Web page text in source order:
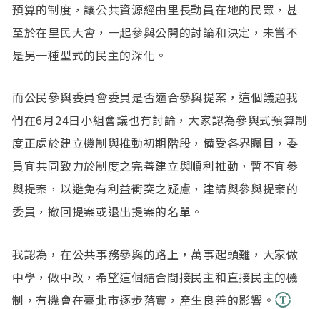
預算的制度，讓公共資源經由里長動員在地的民眾，甚
至於在里民大會，一起參與公開的討論和決定，未嘗不
是另一種型式的民主的深化。
而公民參與委員會委員是否適合參與提案，這個議題我
們在6月24日小組會議也有討論，大家認為參與式預算制
度正處於建立機制與推動初期階段，備受各界矚目，委
員宜共同致力於制度之完善建立與順利推動，暫不宜參
與提案，以避免有利益衝突之疑慮，建請與參與提案的
委員，撤回提案或退出提案的名單。
我認為，在公共事務參與的路上，萬事起頭難，大家做
中學，做中改，希望這個結合間接民主和直接民主的機
制，有機會在臺北市逐步落實，產生良善的影響。